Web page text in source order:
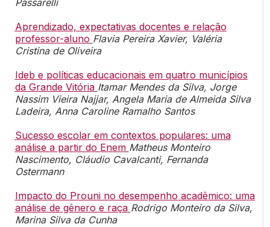
Passarelli
Aprendizado, expectativas docentes e relação
professor-aluno Flavia Pereira Xavier, Valéria
Cristina de Oliveira
Ideb e políticas educacionais em quatro municípios
da Grande Vitória Itamar Mendes da Silva, Jorge
Nassim Vieira Najjar, Angela Maria de Almeida Silva
Ladeira, Anna Caroline Ramalho Santos
Sucesso escolar em contextos populares: uma
análise a partir do Enem Matheus Monteiro
Nascimento, Cláudio Cavalcanti, Fernanda
Ostermann
Impacto do Prouni no desempenho acadêmico: uma
análise de gênero e raça Rodrigo Monteiro da Silva,
Marina Silva da Cunha